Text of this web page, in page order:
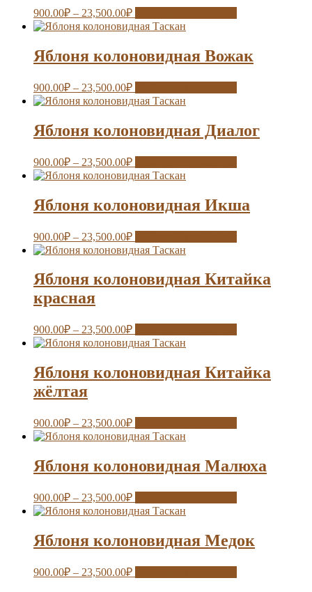
900.00₽ – 23,500.00₽
Яблоня колоновидная Вожак
900.00₽ – 23,500.00₽
Яблоня колоновидная Диалог
900.00₽ – 23,500.00₽
Яблоня колоновидная Икша
900.00₽ – 23,500.00₽
Яблоня колоновидная Китайка
красная
900.00₽ – 23,500.00₽
Яблоня колоновидная Китайка
жёлтая
900.00₽ – 23,500.00₽
Яблоня колоновидная Малюха
900.00₽ – 23,500.00₽
Яблоня колоновидная Медок
900.00₽ – 23,500.00₽